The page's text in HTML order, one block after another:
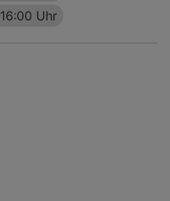
16:00 Uhr